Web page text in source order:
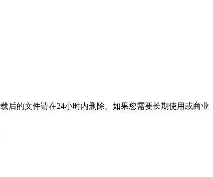
后的文件请在24小时内删除。如果您需要长期使用或商业